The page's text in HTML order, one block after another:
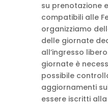
su prenotazione
compatibili alle
organizziamo
delle giornate
all’ingresso
giornate è
possibile
aggiornamenti
essere iscritti